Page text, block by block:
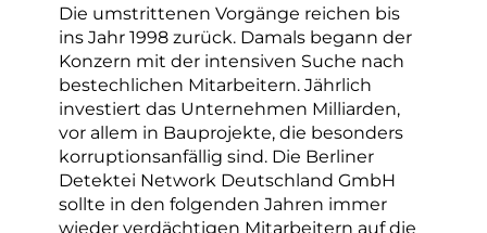
Die umstrittenen Vorgänge reichen bis
ins Jahr 1998 zurück. Damals begann der
Konzern mit der intensiven Suche nach
bestechlichen Mitarbeitern. Jährlich
investiert das Unternehmen Milliarden,
vor allem in Bauprojekte, die besonders
korruptionsanfällig sind. Die Berliner
Detektei Network Deutschland GmbH
sollte in den folgenden Jahren immer
wieder verdächtigen Mitarbeitern auf die